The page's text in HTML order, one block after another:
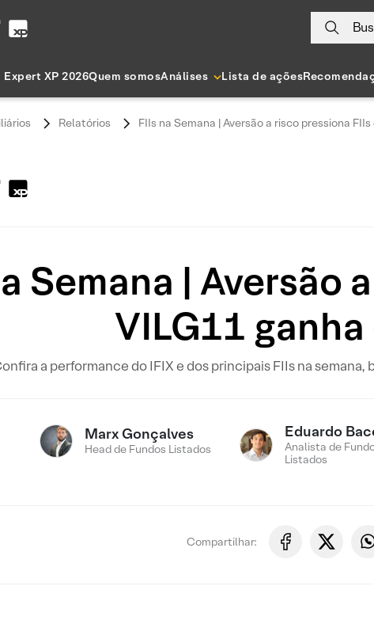
Expert XP 2026Quem somosAnálises Lista de ações
Relatórios FIIs na Semana | Aversão a risco pressiona
Semana | Aversão
VILG11
a performance do IFIX e dos principais FIIs na
Marx Gonçalves
Head de Fundos Listados
Eduardo
Analista de
Listados
Compartilhar: